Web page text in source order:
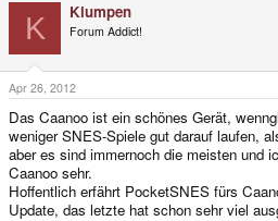
K Klumpen
Forum Addict!
Apr 26, 2012
Das Caanoo ist ein schönes Gerät,
weniger SNES-Spiele gut darauf laufen,
aber es sind immernoch die meisten und
Caanoo sehr.
Hoffentlich erfährt PocketSNES fürs
Update, das letzte hat schon sehr viel